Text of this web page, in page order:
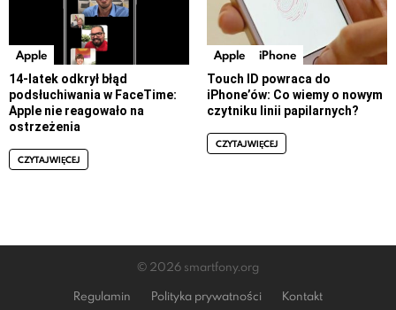
Apple
14-latek odkrył błąd
podsłuchiwania w FaceTime:
Apple nie reagowało na
ostrzeżenia
CZYTAJ WIĘCEJ
Apple iPhone
Touch ID powraca do
iPhone’ów: Co wiemy o nowym
czytniku linii papilarnych?
CZYTAJ WIĘCEJ
© 2026 smartfony.org
Regulamin
Polityka prywatności Kontakt